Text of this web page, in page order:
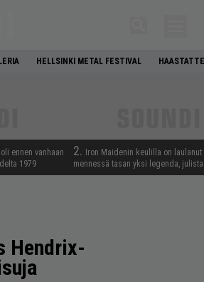
HELLSINKI METAL FESTIVAL
ennen vanhaan
1979
2.
Iron Maidenin keulilla on laulanut
mennessä tasan yksi legenda,
Hendrix-